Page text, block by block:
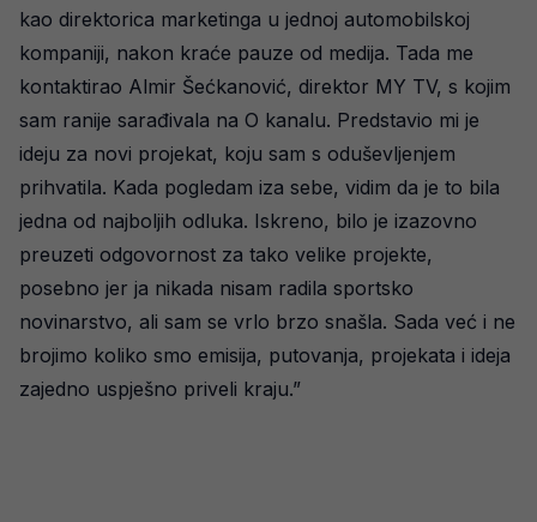
kao direktorica marketinga u jednoj automobilskoj
kompaniji, nakon kraće pauze od medija. Tada me
kontaktirao Almir Šećkanović, direktor MY TV, s kojim
sam ranije sarađivala na O kanalu. Predstavio mi je
ideju za novi projekat, koju sam s oduševljenjem
prihvatila. Kada pogledam iza sebe, vidim da je to bila
jedna od najboljih odluka. Iskreno, bilo je izazovno
preuzeti odgovornost za tako velike projekte,
posebno jer ja nikada nisam radila sportsko
novinarstvo, ali sam se vrlo brzo snašla. Sada već i ne
brojimo koliko smo emisija, putovanja, projekata i ideja
zajedno uspješno priveli kraju.”